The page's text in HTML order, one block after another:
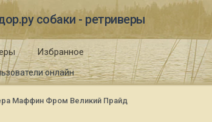
собаки - ретриверы
онлайн
Избранное
Маффин Фром Великий Прайд